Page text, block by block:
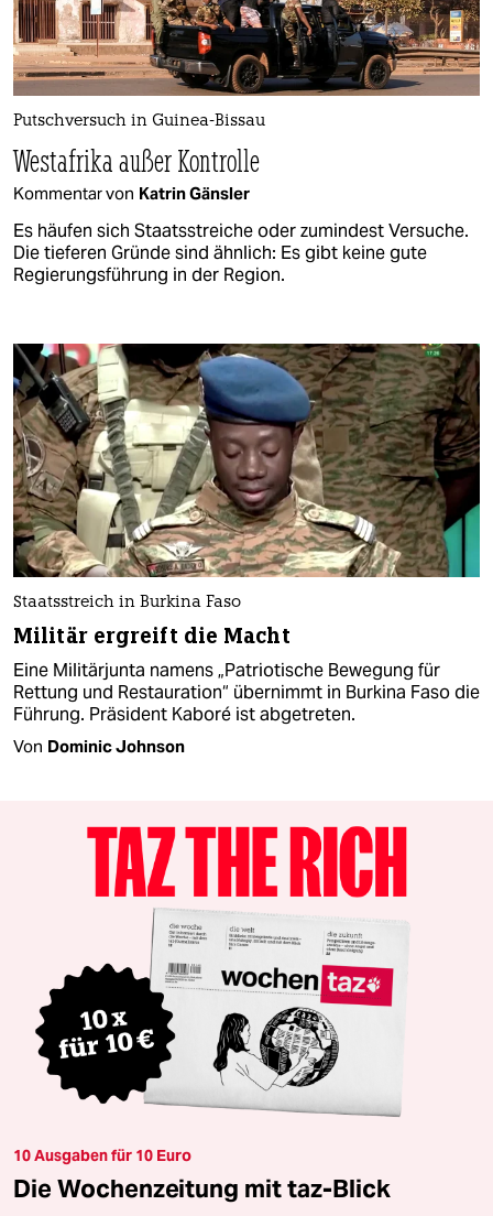
Putschversuch in Guinea-Bissau
Westafrika außer Kontrolle
Kommentar von Katrin Gänsler
Es häufen sich Staatsstreiche oder zumindest Versuche.
Die tieferen Gründe sind ähnlich: Es gibt keine gute
Regierungsführung in der Region.
Staatsstreich in Burkina Faso
Militär ergreift die Macht
Eine Militärjunta namens „Patriotische Bewegung für
Rettung und Restauration“ übernimmt in Burkina Faso die
Führung. Präsident Kaboré ist abgetreten.
Von Dominic Johnson
10 Ausgaben für 10 Euro
Die Wochenzeitung mit taz-Blick